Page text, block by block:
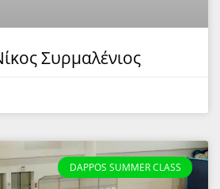
Συρμαλένιος
DAPPOS SUMMER CLASS